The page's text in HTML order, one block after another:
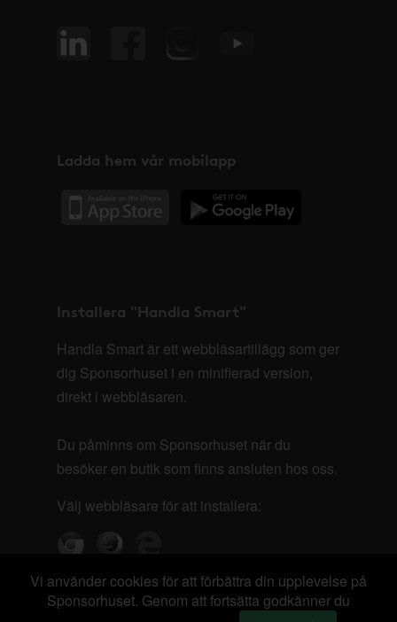
Ladda hem vår mobilapp
Installera "Handla Smart"
Handla Smart är ett webbläsartillägg som ger
dig Sponsorhuset i en minifierad version,
direkt i webbläsaren.
Du påminns om Sponsorhuset när du
besöker en butik som finns ansluten hos oss.
Välj webbläsare för att installera:
Vi använder cookies för att förbättra din upplevelse på
Sponsorhuset. Genom att fortsätta godkänner du